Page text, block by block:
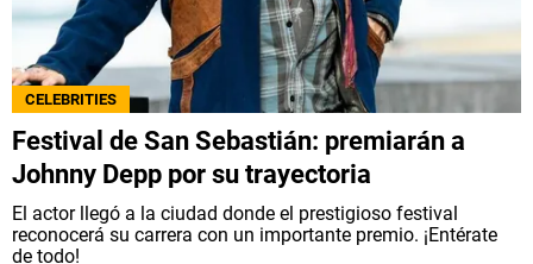
CELEBRITIES
Festival de San Sebastián: premiarán a
Johnny Depp por su trayectoria
El actor llegó a la ciudad donde el prestigioso festival
reconocerá su carrera con un importante premio. ¡Entérate
de todo!